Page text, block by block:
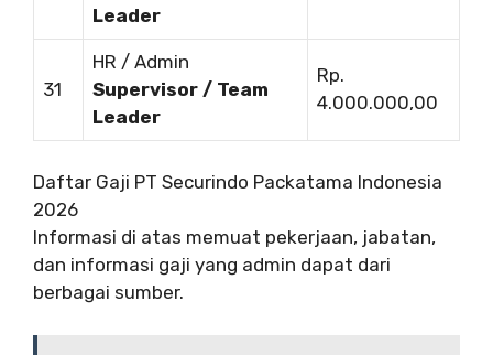
Leader
31
HR / Admin
Supervisor / Team
Leader
Rp.
4.000.000,00
Daftar Gaji PT Securindo Packatama Indonesia
2026
Informasi di atas memuat pekerjaan, jabatan,
dan informasi gaji yang admin dapat dari
berbagai sumber.